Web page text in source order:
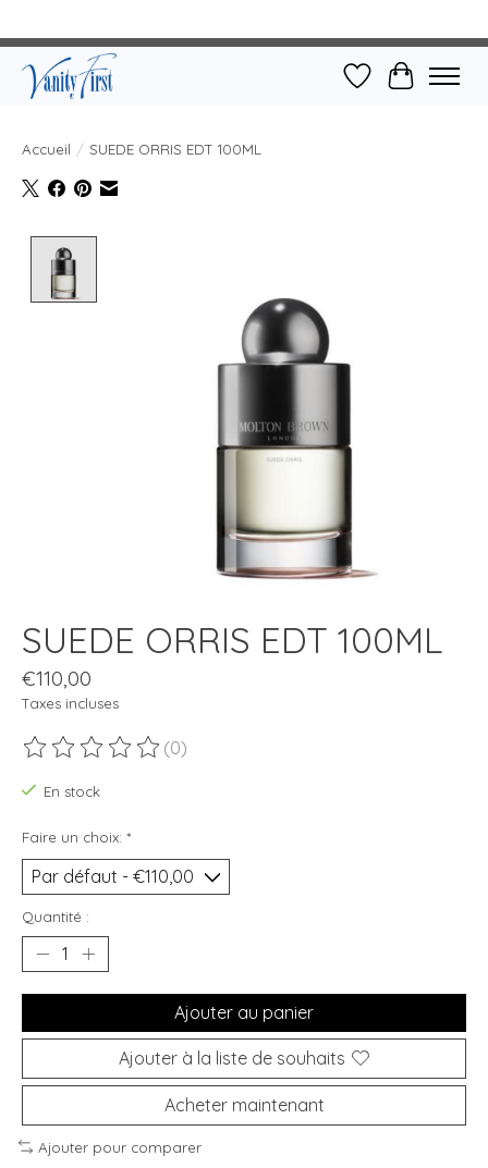
Liste dePanier
Accueil / SUEDE ORRIS EDT 100ML
SUEDE ORRIS EDT 100ML
€110,00
Taxes incluses
Ce produit est évalué à
(0)
En stock
Faire un choix: *
Quantité :
Ajouter au panier
Ajouter à la liste de souhaits
Acheter maintenant
Ajouter pour comparer